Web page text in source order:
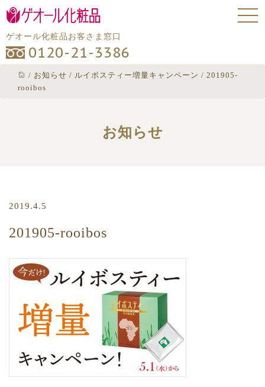
ゲオール化粧品お客さま窓口
0120-21-3386
/ お知らせ / ルイボスティー増量キャンペーン / 201905-
rooibos
お知らせ
2019.4.5
201905-rooibos